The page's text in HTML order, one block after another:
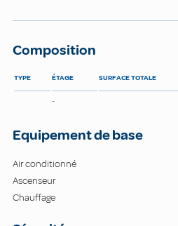
Composition
TYPE ÉTAGE SURFACE TOTALE
-
Equipement de base
Air conditionné
Ascenseur
Chauffage